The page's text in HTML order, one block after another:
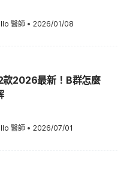
醫師 • 2026/01/08
款2026最新！B群怎麼
醫師 • 2026/07/01